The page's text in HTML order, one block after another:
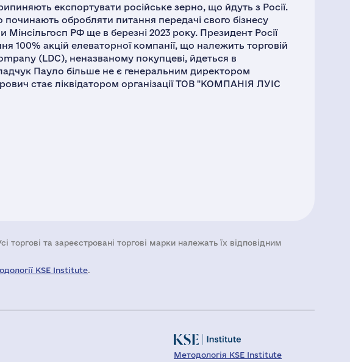
експортувати російське зерно, що йдуть з Росії.
обробляти питання передачі свого бізнесу
РФ ще в березні 2023 року. Президент Росії
100% акцій елеваторної компанії, що належить торговій
(LDC), неназваному покупцеві, йдеться в
Пауло більше не є генеральним директором
стає ліквідатором організації ТОВ "КОМПАНІЯ ЛУІС
торгові та зареєстровані торгові марки належать їх відповідним
KSE Institute.
Методологія KSE Institute